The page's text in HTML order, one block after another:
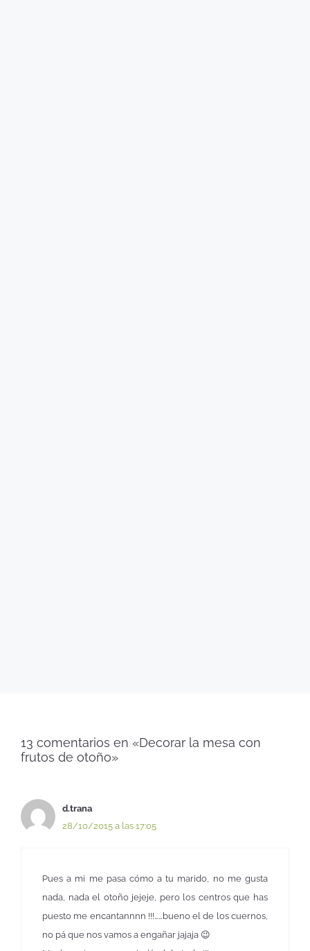
13 comentarios en «Decorar la mesa con
frutos de otoño»
d.trana
28/10/2015 a las 17:05
Pues a mi me pasa cómo a tu marido, no me gusta
nada, nada el otoño jejeje, pero los centros que has
puesto me encantannnn !!!……bueno el de los cuernos,
no pá que nos vamos a engañar jajaja 😉